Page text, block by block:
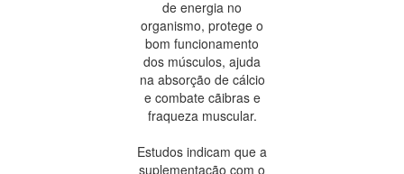
de energia no
organismo, protege o
bom funcionamento
dos músculos, ajuda
na absorção de cálcio
e combate cãibras e
fraqueza muscular.
Estudos indicam que a
suplementação com o